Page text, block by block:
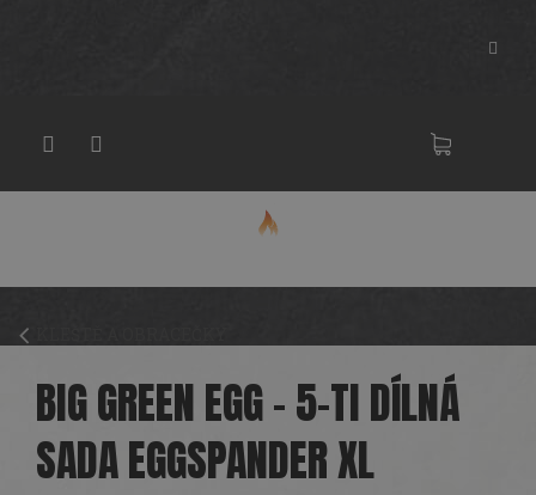
BIG GREEN EGG - 5-TI DÍLNÁ
SADA EGGSPANDER XL